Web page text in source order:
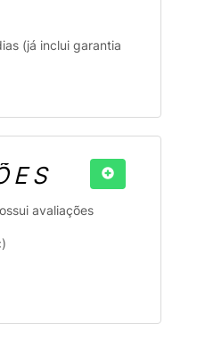
(já inclui garantia
avaliações